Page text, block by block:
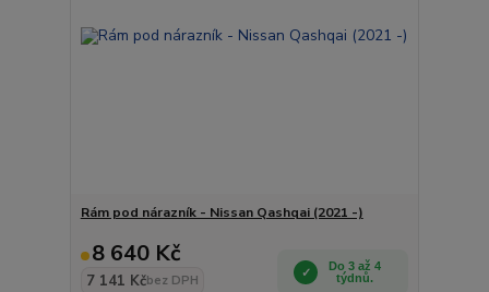
Rám pod nárazník - Nissan Qashqai (2021 -)
8 640 Kč
7 141 Kčbez DPH
Do 3 až 4
týdnů.